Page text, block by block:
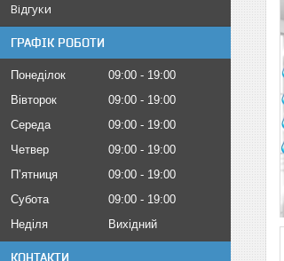
Відгуки
ГРАФІК РОБОТИ
Понеділок 09:00
19:00
Вівторок
09:00
19:00
Середа
09:00
19:00
Четвер
09:00
19:00
Пʼятниця
09:00
19:00
Субота
09:00
19:00
Неділя
Вихідний
КОНТАКТИ